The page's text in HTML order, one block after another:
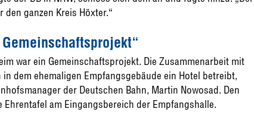
ganzen Kreis Höxter.“
war ein Gemeinschaftsprojekt. Die Zusammenarbeit mit
dem ehemaligen Empfangsgebäude ein Hotel betreibt,
der Deutschen Bahn, Martin Nowosad. Den
am Eingangsbereich der Empfangshalle.